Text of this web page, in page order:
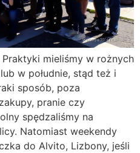
mieliśmy w rożnych
w południe, stąd też i
sposób, poza
pranie czy
spędzaliśmy na
Natomiast weekendy
do Alvito, Lizbony, jeśli